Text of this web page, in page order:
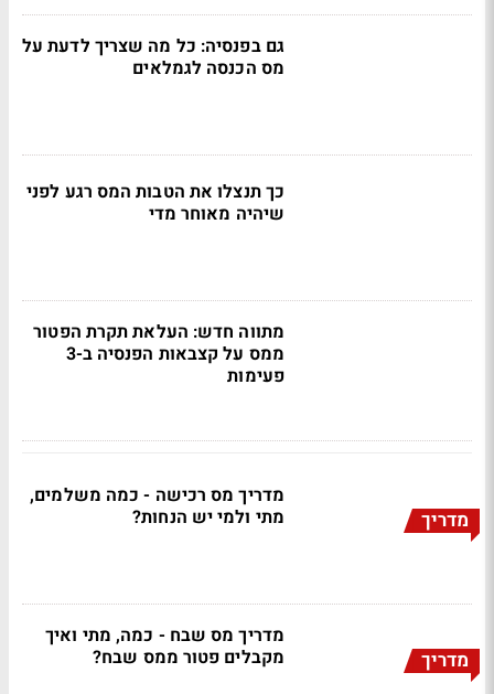
גם בפנסיה: כל מה שצריך לדעת על
מס הכנסה לגמלאים
כך תנצלו את הטבות המס רגע לפני
שיהיה מאוחר מדי
מתווה חדש: העלאת תקרת הפטור
ממס על קצבאות הפנסיה ב-3
פעימות
מדריך
מדריך מס רכישה - כמה משלמים,
מתי ולמי יש הנחות?
מדריך
מדריך מס שבח - כמה, מתי ואיך
מקבלים פטור ממס שבח?